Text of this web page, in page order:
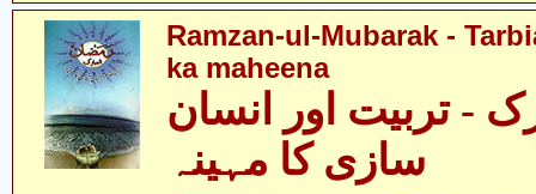
Ramzan-ul-Mubarak -
ka maheena
- تربیت اور انسان
سازی کا مہینہ